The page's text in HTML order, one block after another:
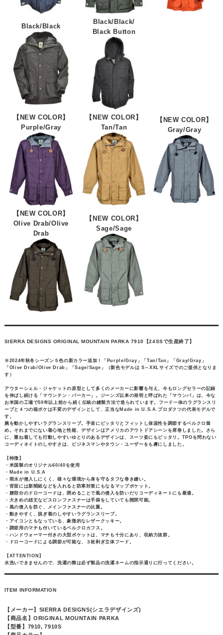
Black/Black
Black/Black/
Black Button
【NEW COLOR】
Purple/Gray
【NEW COLOR】
Tan/Tan
【NEW COLOR】
Gray/Gray
【NEW COLOR】
Olive Drab/Olive
Drab
【NEW COLOR】
Sage/Sage
SIERRA DESIGNS ORIGINAL MOUNTAIN PARKA 7910【24SSで生産終了】
※2024年秋冬シーズン５色の新カラー追加！「Purple/Gray」「Tan/Tan」「Gray/Gray」
「Olive Drab/Olive Drab」「Sage/Sage」（新色モデルは S～XXLサイズでのご提供となりま
す）
アウターシェル・ジャケットの原型として多くのメーカーに影響を与え、今もロングセラーの記録
を伸ばし続ける「マウンテン・パーカー」。ジーンズ以来の発明と呼ばれた「マウンパ」は、今な
お米国の工場で50年以上前から続く伝統の縫製方法で造られています。フード一体のラグランスリ
ーブと４つの箱ポケは不変のデザインとして、正当なMade in U.S.A.プロダクツの代表モデルで
す。
腕を動かしやすいラグランスリーブ。手首にピッタリとフィットし保温性を調節するベルクロ留
め。それまでにない着心地と性能、デザインはアメリカのアウトドアシーンを席巻しました。さら
に、重ね着しても行動しやすいゆとりのあるデザインは、スーツ姿にもピッタリ。TPOを問わない
コーディネイトのしやすさは、ビジネスマンやタウン・ユーザーをも虜にしました。
【特徴】
・米国製のオリジナル60/40を使用
・Made in U.S.A
・雨水が侵入しにくく、様々な環境から身を守るタフな巻き縫い。
・背面には新聞紙などを入れると防寒対策にもなるマップポケット。
・腰部分のドローコードは、閉めることで風の侵入を防いだりコーディネートにも最適。
・大きめの頑丈なビスロンファスナーは手袋をしていても開閉可能。
・風の侵入を防ぐ、メインファスナーの比翼。
・動きやすく、脱ぎ着のしやすいラグランスリーブ。
・アイコンともなっている、象徴的なレザークッキー。
・調節用のマチも付いているベルクロカフス。
・ハンドウォーマー付きの大型ポケットは、マチも十分にあり、収納力抜群。
・ドローコードによる調節が可能な、３枚剥ぎ立体フード。
【ATTENTION】
水洗いできませんので、洗濯の際は必ず製品の洗濯ネームの指示通りに行ってください。
ITEM INFORMATION
【メーカー】SIERRA DESIGNS(シエラデザインズ)
【商品名】ORIGINAL MOUNTAIN PARKA
【型番】7910, 7910S